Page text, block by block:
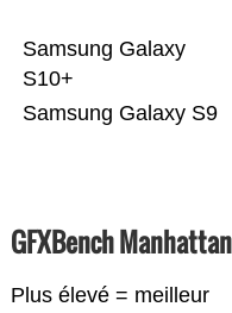
Samsung Galaxy S9
Samsung Galaxy
S10+
GFXBench
Plus élevé = meilleur